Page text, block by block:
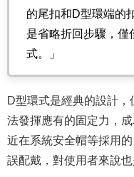
的尾扣和D型環端的
是省略折回步驟，僅
式。」
D型環式是經典的設計
法發揮應有的固定力，
近在系統安全帽等採用
誤配戴，對使用者來說也